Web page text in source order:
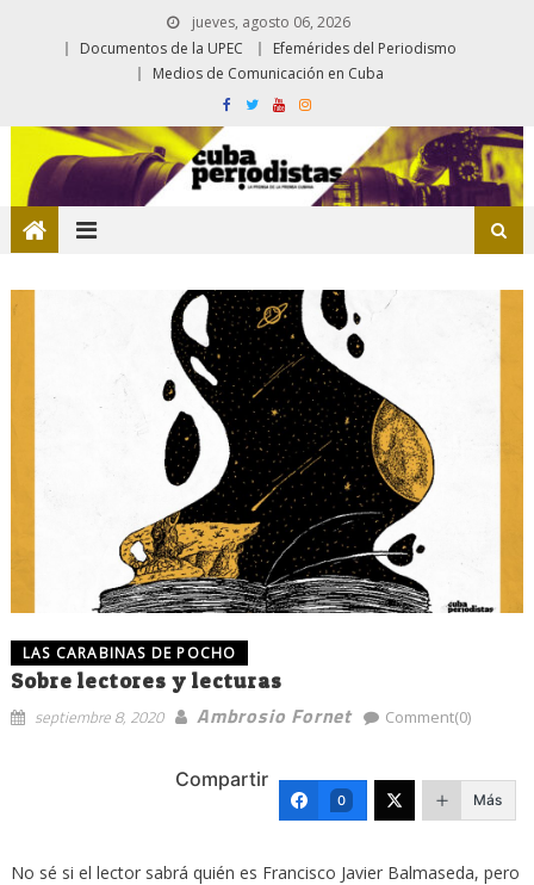
jueves, agosto 06, 2026
Documentos de la UPEC
Efemérides del Periodismo
Medios de Comunicación en Cuba
LAS CARABINAS DE POCHO
Sobre lectores y lecturas
septiembre 8, 2020 Ambrosio Fornet Comment(0)
Compartir
0 Más
No sé si el lector sabrá quién es Francisco Javier Balmaseda, pero